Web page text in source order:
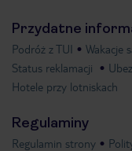
Przydatne
Podróż z TUI Wakacje
Status reklamacji
Hotele przy lotniskach
Regulaminy
Regulamin strony